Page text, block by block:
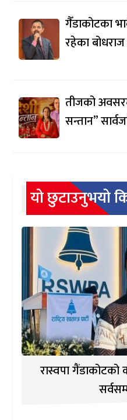
गैँडाकोटका
रहेका
तीजको
सन्तान”
यो छुटाउनुभयो
रास्वपा गैंडाकोटको